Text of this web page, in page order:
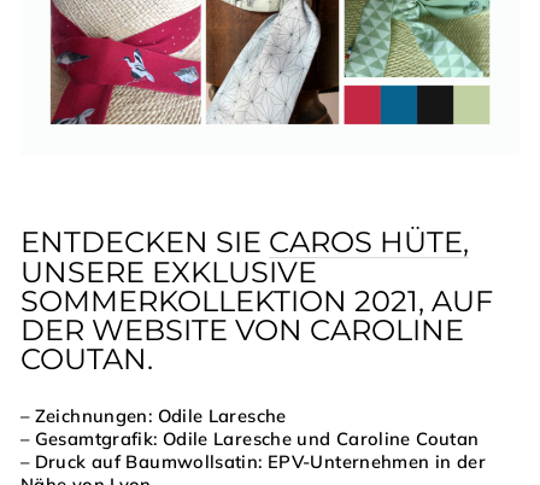
ENTDECKEN SIE CAROS HÜTE,
UNSERE EXKLUSIVE
SOMMERKOLLEKTION 2021, AUF
DER WEBSITE VON CAROLINE
COUTAN.
– Zeichnungen: Odile Laresche
– Gesamtgrafik: Odile Laresche und Caroline Coutan
– Druck auf Baumwollsatin: EPV-Unternehmen in der